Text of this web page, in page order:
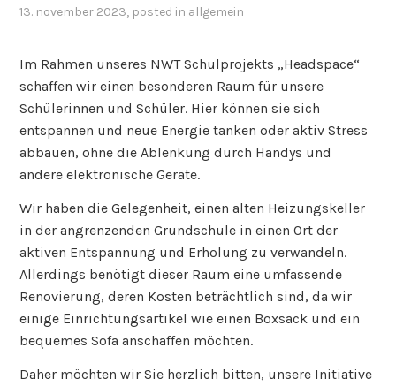
13. november 2023, posted in allgemein
Im Rahmen unseres NWT Schulprojekts „Headspace“
schaffen wir einen besonderen Raum für unsere
Schülerinnen und Schüler. Hier können sie sich
entspannen und neue Energie tanken oder aktiv Stress
abbauen, ohne die Ablenkung durch Handys und
andere elektronische Geräte.
Wir haben die Gelegenheit, einen alten Heizungskeller
in der angrenzenden Grundschule in einen Ort der
aktiven Entspannung und Erholung zu verwandeln.
Allerdings benötigt dieser Raum eine umfassende
Renovierung, deren Kosten beträchtlich sind, da wir
einige Einrichtungsartikel wie einen Boxsack und ein
bequemes Sofa anschaffen möchten.
Daher möchten wir Sie herzlich bitten, unsere Initiative